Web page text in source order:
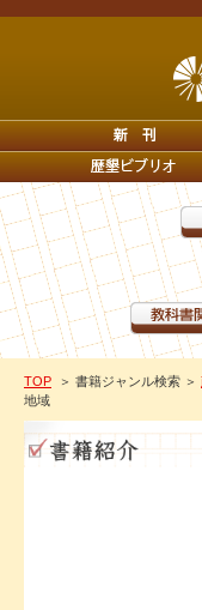
TOP ＞ 書籍ジャンル検索 ＞
地域